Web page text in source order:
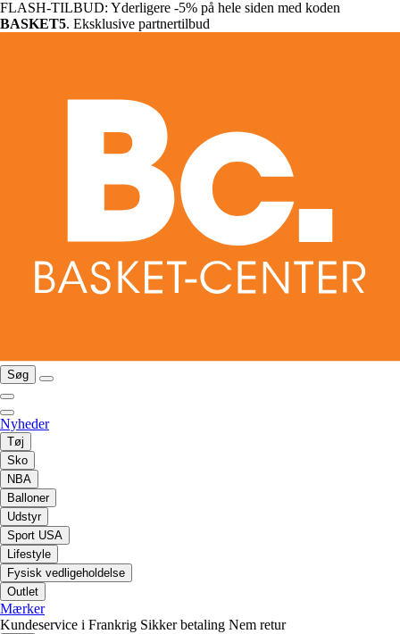
FLASH-TILBUD: Yderligere -5% på hele siden med koden
BASKET5. Eksklusive partnertilbud
Søg
Nyheder
Tøj
Sko
NBA
Balloner
Udstyr
Sport USA
Lifestyle
Fysisk vedligeholdelse
Outlet
Mærker
Kundeservice i Frankrig Sikker betaling Nem retur